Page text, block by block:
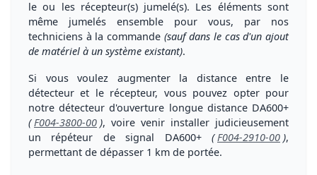
le ou les récepteur(s) jumelé(s). Les éléments sont
même jumelés ensemble pour vous, par nos
techniciens à la commande (sauf dans le cas d'un ajout
de matériel à un système existant).
Si vous voulez augmenter la distance entre le
détecteur et le récepteur, vous pouvez opter pour
notre détecteur d'ouverture longue distance DA600+
( F004-3800-00 ), voire venir installer judicieusement
un répéteur de signal DA600+ ( F004-2910-00 ),
permettant de dépasser 1 km de portée.